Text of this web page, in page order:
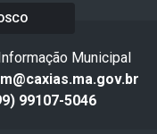
Municipal
99107-5046